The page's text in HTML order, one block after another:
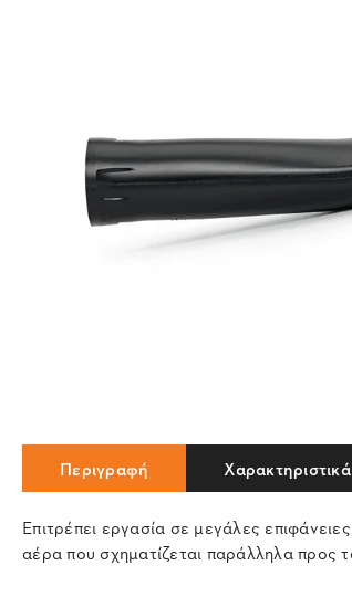
Περιγραφή Χαρακτηριστικά
Επιτρέπει εργασία σε μεγάλες
αέρα που σχηματίζεται παράλληλα προς